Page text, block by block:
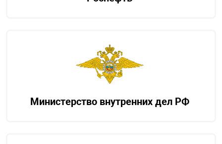
Министерство внутренних дел РФ